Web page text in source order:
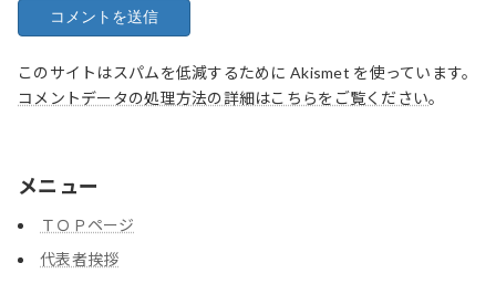
このサイトはスパムを低減するために Akismet を使っています。
コメントデータの処理方法の詳細はこちらをご覧ください。
メニュー
ＴＯＰページ
代表者挨拶